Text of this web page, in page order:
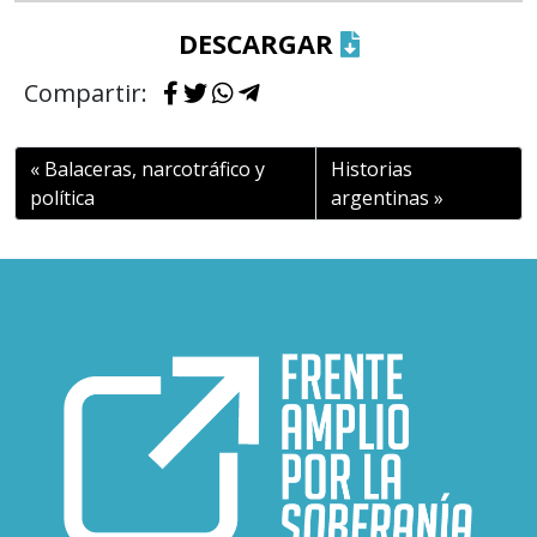
DESCARGAR
Compartir:
Balaceras, narcotráfico y
política
Historias
argentinas